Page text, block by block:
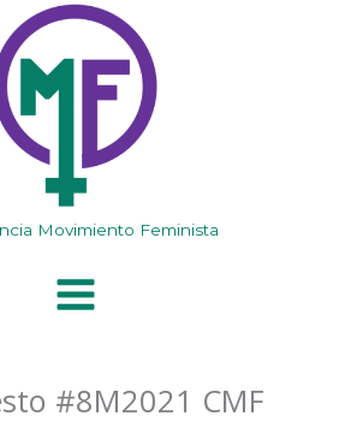
Movimiento Feminista
#8M2021 CMF